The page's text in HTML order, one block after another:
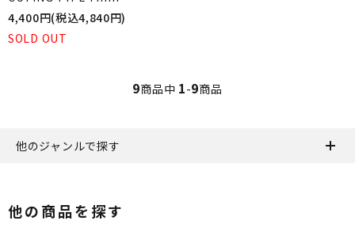
4,400円(税込4,840円)
SOLD OUT
9商品中 1-9商品
他のジャンルで探す
他の商品を探す